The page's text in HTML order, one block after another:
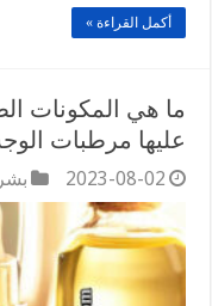
أكمل القراءة »
ما هي المكونات
عليها مرطبات
2023-08-02